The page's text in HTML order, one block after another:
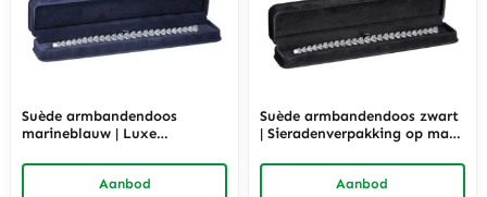
Suède armbandendoos
marineblauw | Luxe
– Richpack
Aanbod
Suède armbandendoos zwart
| Sieradenverpakking op maat
Aanbod